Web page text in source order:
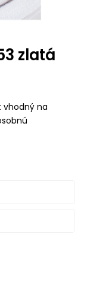
zlatá
vhodný na